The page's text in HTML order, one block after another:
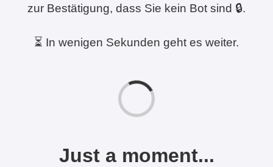
zur Bestätigung, dass Sie kein Bot sind 🔒.
⏳ In wenigen Sekunden geht es weiter.
Just a moment...